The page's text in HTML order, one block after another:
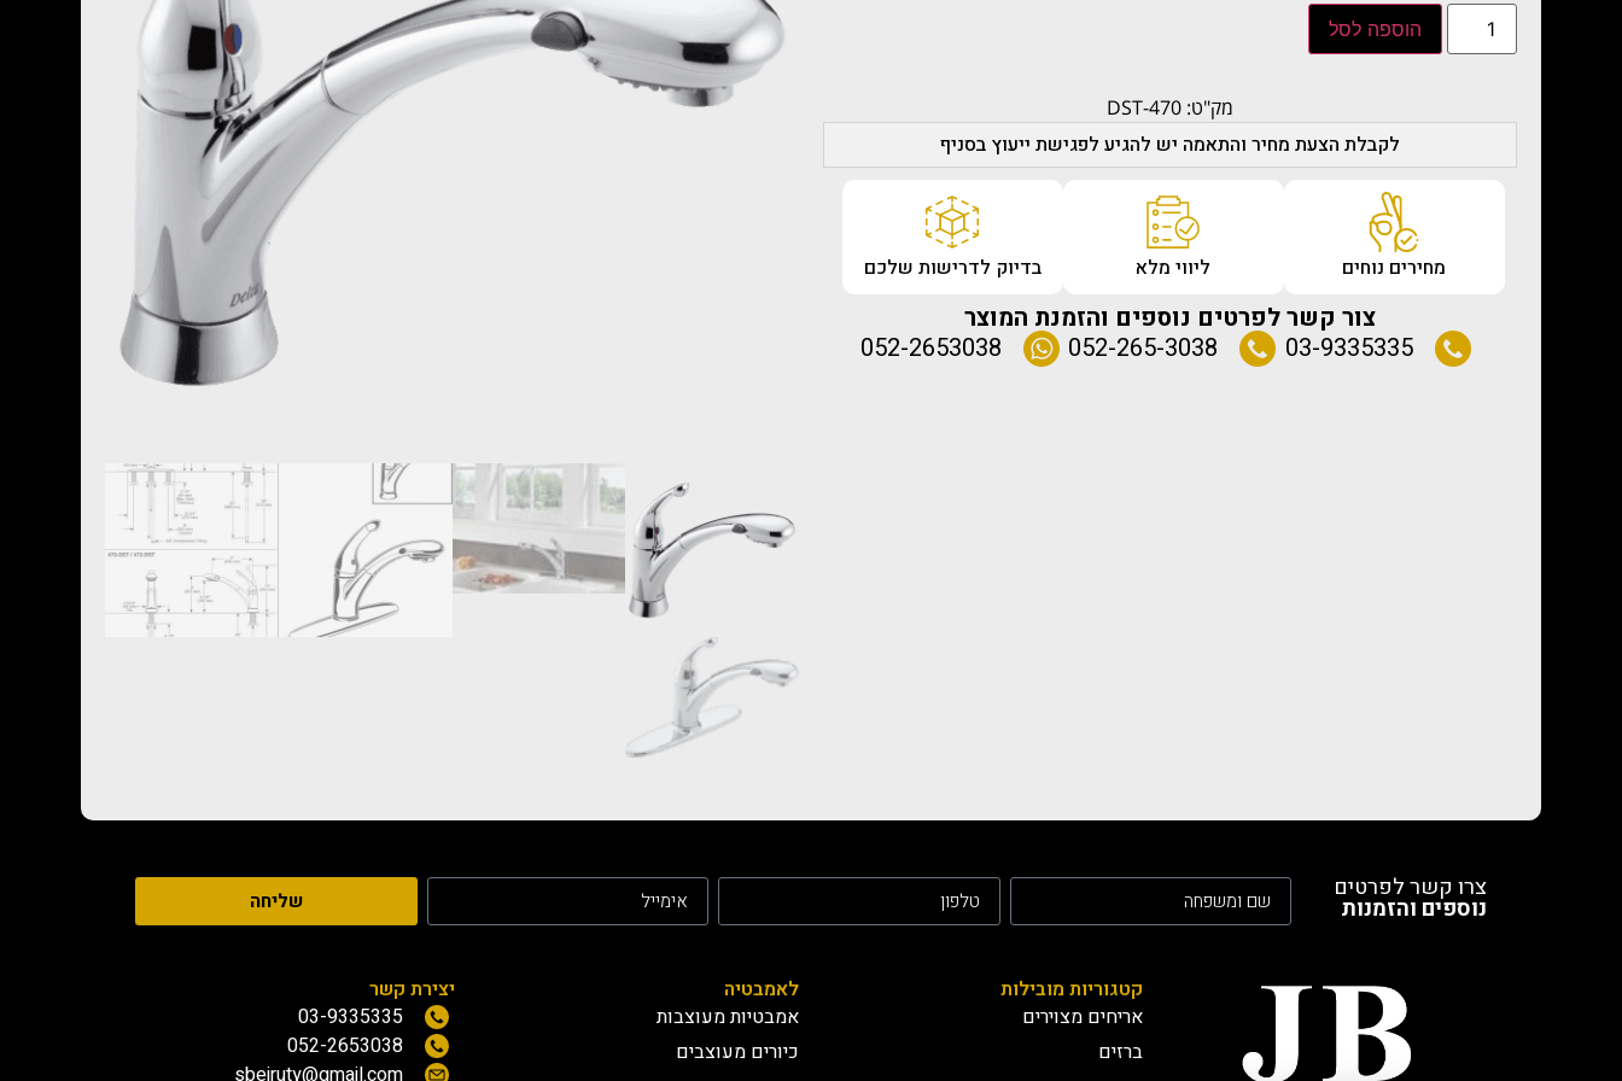
הוספה לסל
מק"ט: 470-DST
לקבלת הצעת מחיר והתאמה יש להגיע לפגישת ייעוץ בסניף
מחירים נוחים ליווי מלא בדיוק לדרישות שלכם
צור קשר לפרטים נוספים והזמנת המוצר
03-9335335
052-265-3038
052-2653038
צרו קשר לפרטים
נוספים והזמנות שליחה
קטגוריות מובילות
אריחים מצוירים
ברזים
לאמבטיה
אמבטיות מעוצבות
כיורים מעוצבים
יצירת קשר
03-9335335
052-2653038